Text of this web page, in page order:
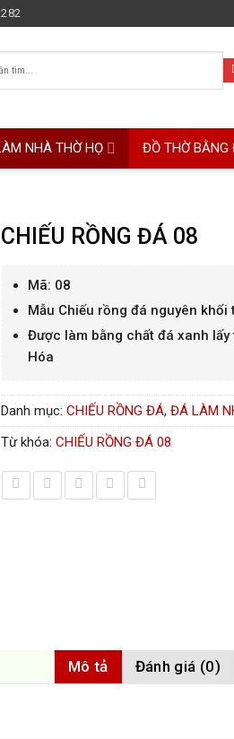
NHÀ THỜ HỌ ĐỒ THỜ BẰNG
CHIẾU RỒNG ĐÁ 08
Mã: 08
Mẫu Chiếu rồng đá nguyên khối
Được làm bằng chất đá xanh lấy
Hóa
Danh mục: CHIẾU RỒNG ĐÁ, ĐÁ LÀM
Từ khóa: CHIẾU RỒNG ĐÁ 08
Mô tả Đánh giá (0)